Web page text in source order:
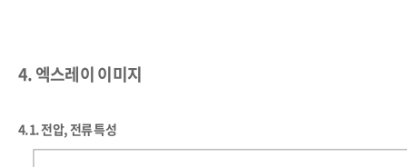
4.엑스레이 이미지
4.1.전압, 전류 특성